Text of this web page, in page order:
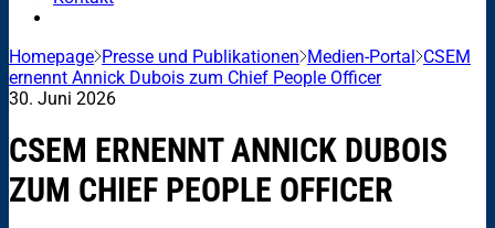
Homepage Presse und Publikationen Medien-Portal CSEM
ernennt Annick Dubois zum Chief People Officer
30. Juni 2026
CSEM ERNENNT ANNICK DUBOIS
ZUM CHIEF PEOPLE OFFICER